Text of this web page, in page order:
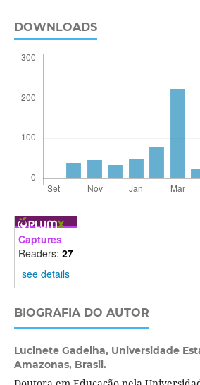
DOWNLOADS
Captures
Readers: 27
see details
BIOGRAFIA DO AUTOR
Lucinete Gadelha, Universidade
Amazonas, Brasil.